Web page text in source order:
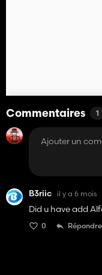
Commentaires 1
B3riic il y a 6 mois
Did u have add
0 Répondre